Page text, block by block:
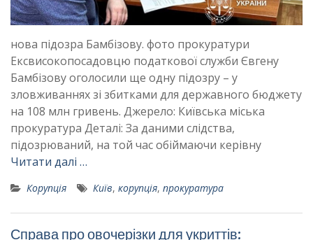
нова підозра Бамбізову. фото прокуратури
Ексвисокопосадовцю податкової служби Євгену
Бамбізову оголосили ще одну підозру – у
зловживаннях зі збитками для державного бюджету
на 108 млн гривень. Джерело: Київська міська
прокуратура Деталі: За даними слідства,
підозрюваний, на той час обіймаючи керівну
Читати далі …
Корупція Київ, корупція, прокуратура
Справа про овочерізки для укриттів: